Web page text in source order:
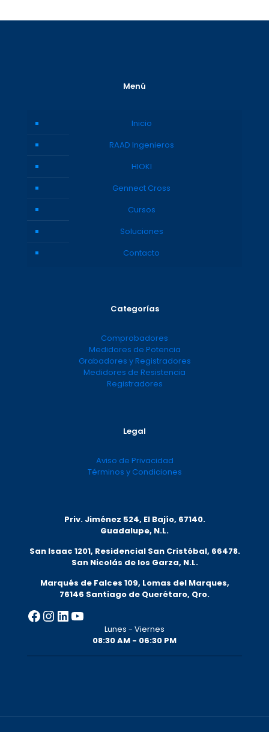
Menú
Inicio
RAAD Ingenieros
HIOKI
Gennect Cross
Cursos
Soluciones
Contacto
Categorías
Comprobadores
Medidores de Potencia
Grabadores y Registradores
Medidores de Resistencia
Registradores
Legal
Aviso de Privacidad
Términos y Condiciones
Priv. Jiménez 524, El Bajío, 67140.
Guadalupe, N.L.
San Isaac 1201, Residencial San Cristóbal, 66478.
San Nicolás de los Garza, N.L.
Marqués de Falces 109, Lomas del Marques,
76146 Santiago de Querétaro, Qro.
Facebook
Instagram
LinkedIn
YouTube
Lunes - Viernes
08:30 AM - 06:30 PM